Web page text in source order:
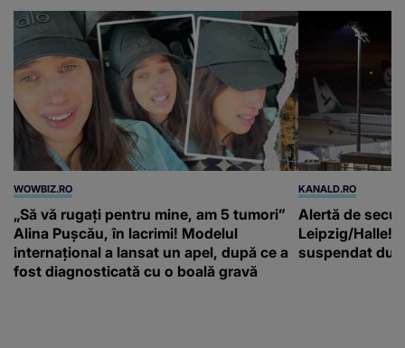
WOWBIZ.RO
„Să vă rugați pentru mine, am 5 tumori”
Alina Pușcău, în lacrimi! Modelul
internațional a lansat un apel, după ce a
fost diagnosticată cu o boală gravă
KANALD.RO
Alertă de
Leipzig/Halle!
suspendat